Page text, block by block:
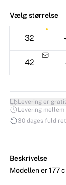
Vælg størrelse
32
42
Levering er
Levering mellem
30 dages fuld
Beskrivelse
Modellen er 177